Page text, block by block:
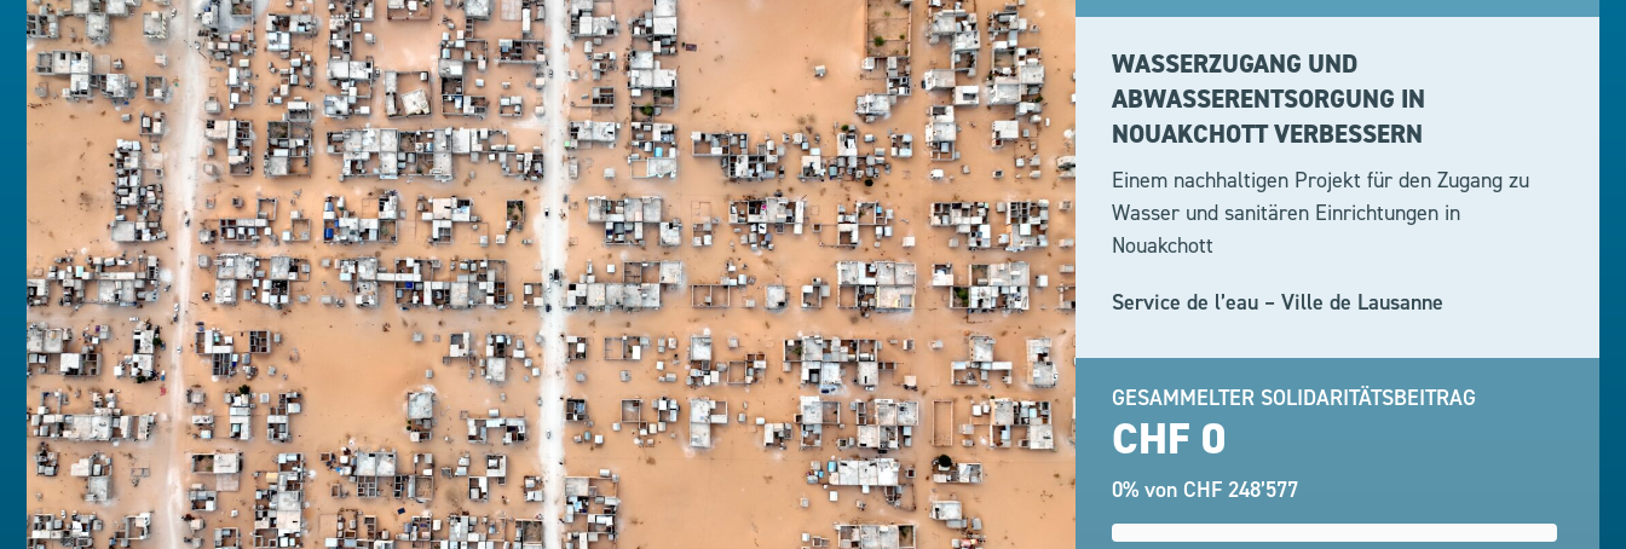
WASSERZUGANG UND
ABWASSERENTSORGUNG IN
NOUAKCHOTT VERBESSERN
Einem nachhaltigen Projekt für den Zugang zu
Wasser und sanitären Einrichtungen in
Nouakchott
Service de l’eau – Ville de Lausanne
GESAMMELTER SOLIDARITÄTSBEITRAG
CHF 0
0% von CHF 248’577